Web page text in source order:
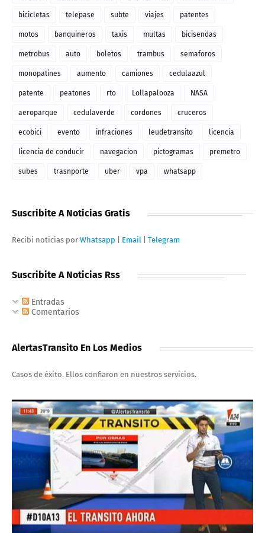
bicicletas telepase subte viajes patentes
motos banquineros taxis multas bicisendas
metrobus auto boletos trambus semaforos
monopatines aumento camiones cedulaazul
patente peatones rto Lollapalooza NASA
aeroparque cedulaverde cordones cruceros
ecobici evento infraciones leudetransito licencia
licencia de conducir navegacion pictogramas premetro
subes trasnporte uber vpa whatsapp
Suscribite A Noticias Gratis
Recibi noticias por Whatsapp Email Telegram
Suscribite A Noticias Rss
Entradas
Comentarios
AlertasTransito En Los Medios
Casos de éxito. Ellos confiaron en nuestros servicios.